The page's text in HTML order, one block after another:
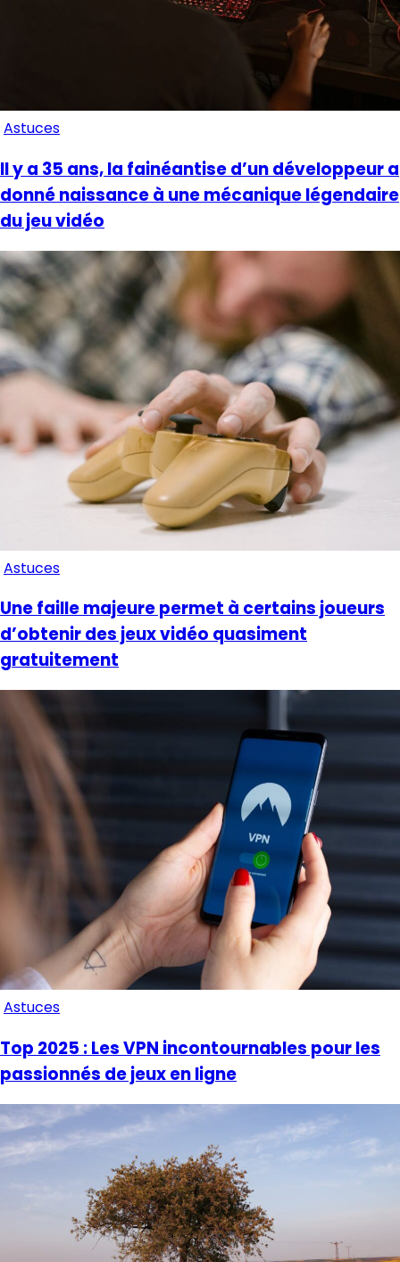
Astuces
Il y a 35 ans, la fainéantise d’un développeur a
donné naissance à une mécanique légendaire
du jeu vidéo
Astuces
Une faille majeure permet à certains joueurs
d’obtenir des jeux vidéo quasiment
gratuitement
Astuces
Top 2025 : Les VPN incontournables pour les
passionnés de jeux en ligne